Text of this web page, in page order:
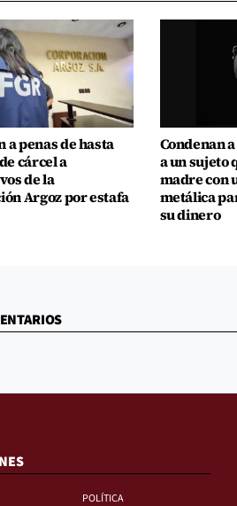
a penas de hasta
cárcel a
de la
Argoz por estafa
Condenan
a un sujeto
madre con
metálica
su dinero
POLÍTICA